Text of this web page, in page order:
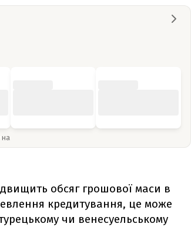
на
обсяг грошової маси в
кредитування, це може
чи венесуельському